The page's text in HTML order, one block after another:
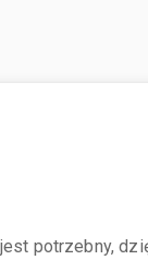
potrzebny,